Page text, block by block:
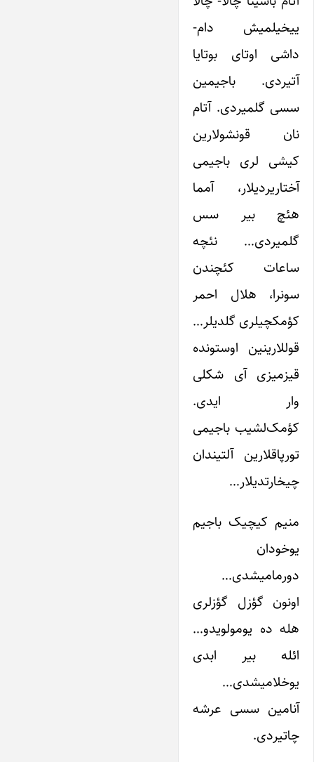
ییخیلمیش دام-
داشی اوتای بوتایا
آتیردی. باجیمین
سسی گلمیردی. آتام
نان قونشولارین
کیشی لری باجیمی
آختاریردیلار، آمما
هئچ بیر سس
گلمیردی… نئچه
ساعات کئچندن
سونرا، هلال احمر
کؤمکچیلری گلدیلر…
قوللارینین اوستونده
قیزمیزی آی شکلی
وار ایدی.
کؤمک‌لشیب باجیمی
تورپاقلارین آلتیندان
چیخارتدیلار…
منیم کیچیک باجیم
یوخودان
دورمامیشدی…
اونون گؤزل گؤزلری
هله ده یومولویدو…
ائله بیر ابدی
یوخلامیشدی…
آنامین سسی عرشه
چاتیردی.